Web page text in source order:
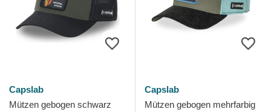
Capslab
Mützen gebogen schwarz
Capslab
Mützen gebogen mehrfarbig